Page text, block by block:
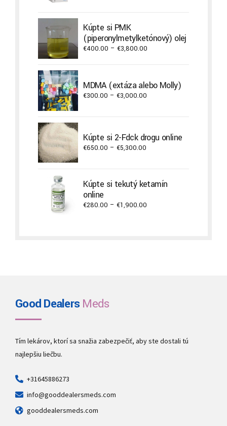
€3,000.00
Kúpte si PMK
(piperonylmetylketónový) olej
€400.00 – €3,800.00
through
€3,800.00
MDMA (extáza alebo Molly)
€300.00 – €3,000.00
€3,000.00
Kúpte si 2-Fdck drogu online
€650.00 – €5,300.00
through
€5,300.00
Kúpte si tekutý ketamín
online
€280.00 – €1,900.00
Good DealersMeds
Tím lekárov, ktorí sa snažia zabezpečiť, aby ste dostali tú
najlepšiu liečbu.
+31645886273
info@gooddealersmeds.com
gooddealersmeds.com